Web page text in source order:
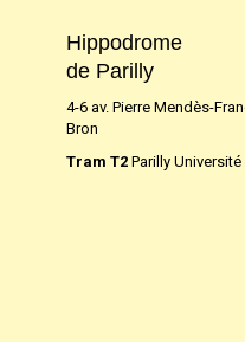
Hippodrome
de Parilly
4-6 av. Pierre Mendès-
Bron
Tram T2Parilly Université